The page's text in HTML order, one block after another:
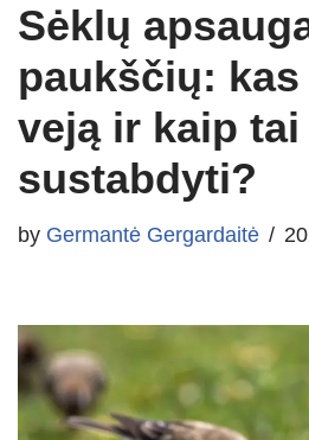
Sėklų
paukščių:
veją ir kaip tai
sustabdyti?
by Germantė Gergardaitė